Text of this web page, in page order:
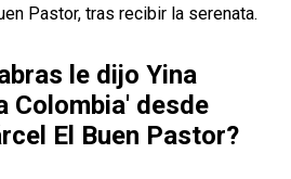
Pastor, tras recibir la serenata.
le dijo Yina
Colombia' desde
El Buen Pastor?